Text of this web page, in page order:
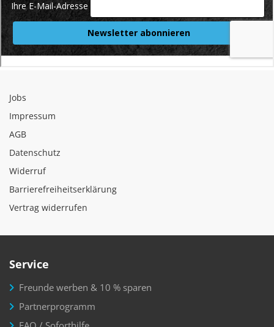
Jobs
Impressum
AGB
Datenschutz
Widerruf
Barrierefreiheitserklärung
Vertrag widerrufen
Service
Freunde werben & 10 % sparen
Partnerprogramm